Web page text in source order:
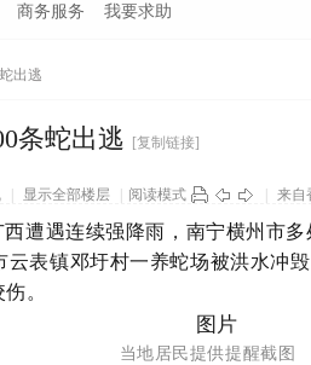
商务服务 我要求助
出逃
条蛇出逃 [复制链接]
显示全部楼层 阅读模式 来自
遭遇连续强降雨，南宁横州市多
表镇邓圩村一养蛇场被洪水冲
。
当地居民提供提醒截图